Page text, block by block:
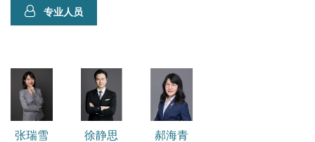
专业人员
张瑞雪 徐静思 郝海青